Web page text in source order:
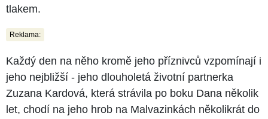
tlakem.
Reklama:
Každý den na něho kromě jeho příznivců vzpomínají i
jeho nejbližší - jeho dlouholetá životní partnerka
Zuzana Kardová, která strávila po boku Dana několik
let, chodí na jeho hrob na Malvazinkách několikrát do